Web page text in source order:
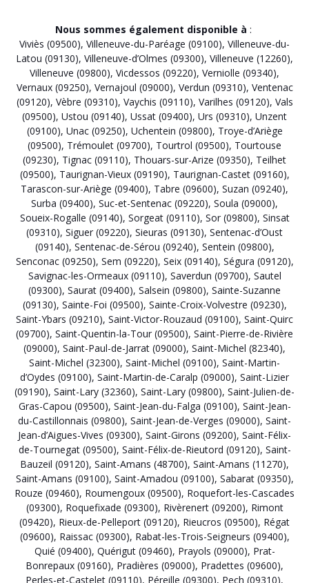
Nous sommes également disponible à :
Viviès (09500), Villeneuve-du-Paréage (09100), Villeneuve-du-
Latou (09130), Villeneuve-d’Olmes (09300), Villeneuve (12260),
Villeneuve (09800), Vicdessos (09220), Verniolle (09340),
Vernaux (09250), Vernajoul (09000), Verdun (09310), Ventenac
(09120), Vèbre (09310), Vaychis (09110), Varilhes (09120), Vals
(09500), Ustou (09140), Ussat (09400), Urs (09310), Unzent
(09100), Unac (09250), Uchentein (09800), Troye-d’Ariège
(09500), Trémoulet (09700), Tourtrol (09500), Tourtouse
(09230), Tignac (09110), Thouars-sur-Arize (09350), Teilhet
(09500), Taurignan-Vieux (09190), Taurignan-Castet (09160),
Tarascon-sur-Ariège (09400), Tabre (09600), Suzan (09240),
Surba (09400), Suc-et-Sentenac (09220), Soula (09000),
Soueix-Rogalle (09140), Sorgeat (09110), Sor (09800), Sinsat
(09310), Siguer (09220), Sieuras (09130), Sentenac-d’Oust
(09140), Sentenac-de-Sérou (09240), Sentein (09800),
Senconac (09250), Sem (09220), Seix (09140), Ségura (09120),
Savignac-les-Ormeaux (09110), Saverdun (09700), Sautel
(09300), Saurat (09400), Salsein (09800), Sainte-Suzanne
(09130), Sainte-Foi (09500), Sainte-Croix-Volvestre (09230),
Saint-Ybars (09210), Saint-Victor-Rouzaud (09100), Saint-Quirc
(09700), Saint-Quentin-la-Tour (09500), Saint-Pierre-de-Rivière
(09000), Saint-Paul-de-Jarrat (09000), Saint-Michel (82340),
Saint-Michel (32300), Saint-Michel (09100), Saint-Martin-
d’Oydes (09100), Saint-Martin-de-Caralp (09000), Saint-Lizier
(09190), Saint-Lary (32360), Saint-Lary (09800), Saint-Julien-de-
Gras-Capou (09500), Saint-Jean-du-Falga (09100), Saint-Jean-
du-Castillonnais (09800), Saint-Jean-de-Verges (09000), Saint-
Jean-d’Aigues-Vives (09300), Saint-Girons (09200), Saint-Félix-
de-Tournegat (09500), Saint-Félix-de-Rieutord (09120), Saint-
Bauzeil (09120), Saint-Amans (48700), Saint-Amans (11270),
Saint-Amans (09100), Saint-Amadou (09100), Sabarat (09350),
Rouze (09460), Roumengoux (09500), Roquefort-les-Cascades
(09300), Roquefixade (09300), Rivèrenert (09200), Rimont
(09420), Rieux-de-Pelleport (09120), Rieucros (09500), Régat
(09600), Raissac (09300), Rabat-les-Trois-Seigneurs (09400),
Quié (09400), Quérigut (09460), Prayols (09000), Prat-
Bonrepaux (09160), Pradières (09000), Pradettes (09600),
Perles-et-Castelet (09110), Péreille (09300), Pech (09310),